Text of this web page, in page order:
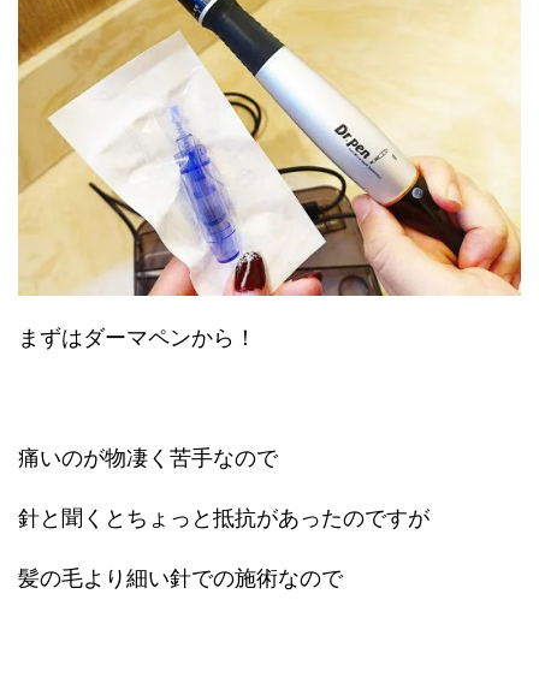
まずはダーマペンから！
痛いのが物凄く苦手なので
針と聞くとちょっと抵抗があったのですが
髪の毛より細い針での施術なので